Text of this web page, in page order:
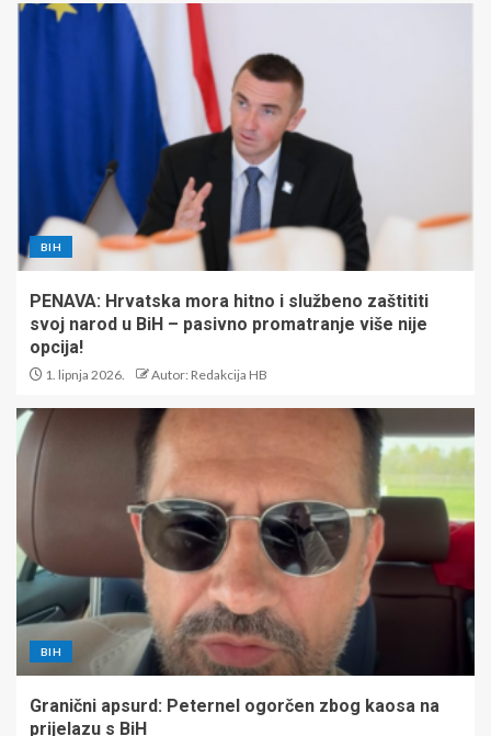
BIH
PENAVA: Hrvatska mora hitno i službeno zaštititi
svoj narod u BiH – pasivno promatranje više nije
opcija!
1. lipnja 2026. Autor: Redakcija HB
BIH
Granični apsurd: Peternel ogorčen zbog kaosa na
prijelazu s BiH